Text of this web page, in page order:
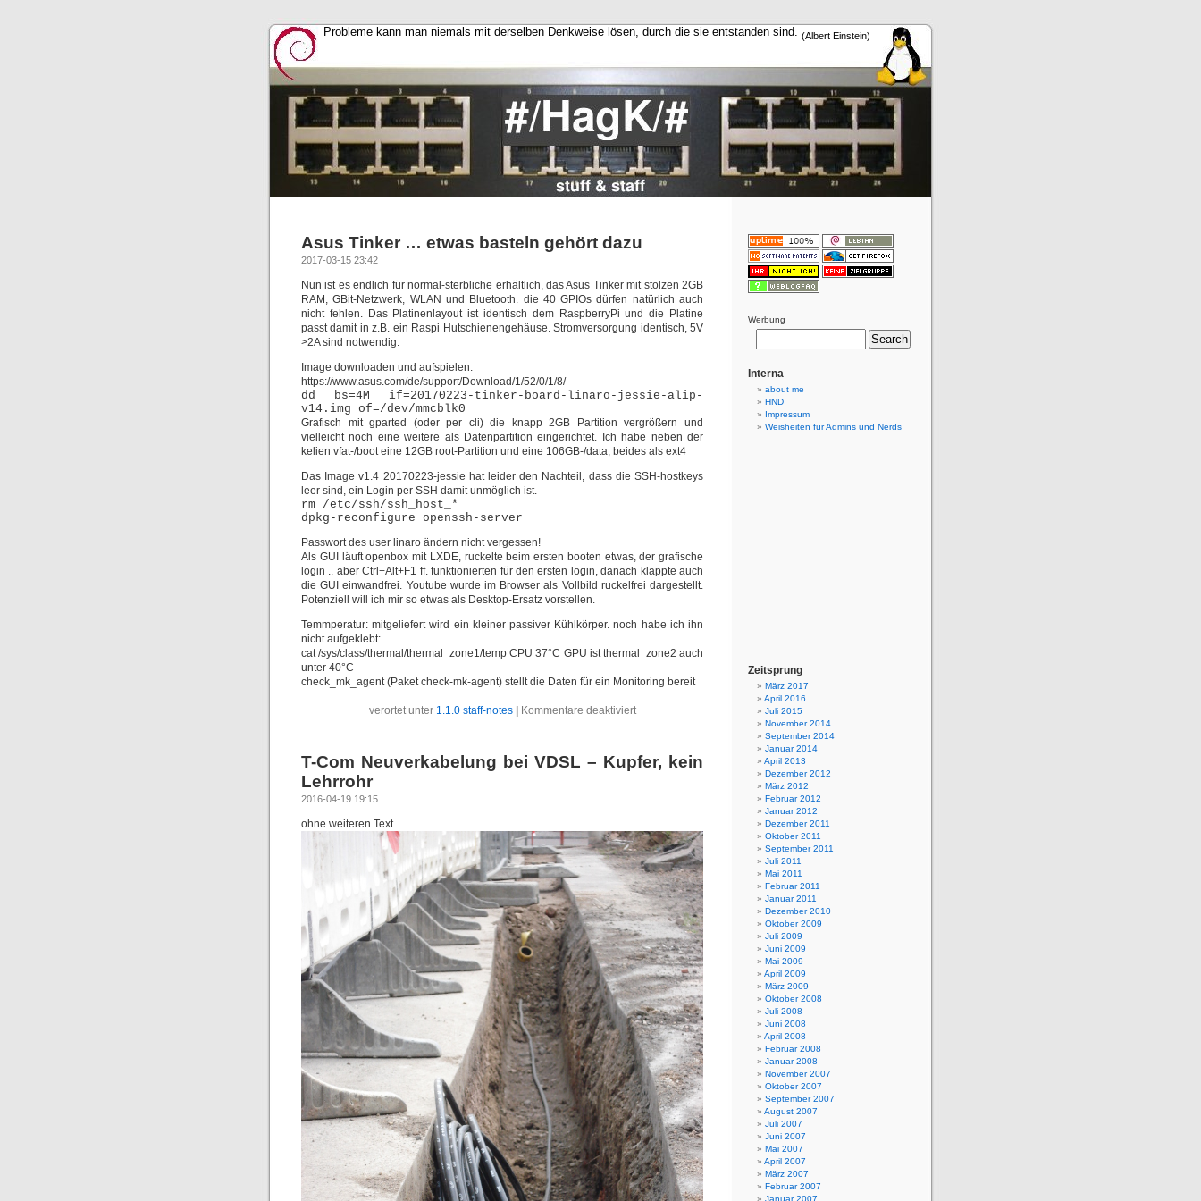
Probleme kann man niemals mit derselben Denkweise lösen, durch die sie entstanden sind. (Albert Einstein)
Asus Tinker … etwas basteln gehört dazu
2017-03-15 23:42
Nun ist es endlich für normal-sterbliche erhältlich, das Asus Tinker mit stolzen 2GB
RAM, GBit-Netzwerk, WLAN und Bluetooth. die 40 GPIOs dürfen natürlich auch
nicht fehlen. Das Platinenlayout ist identisch dem RaspberryPi und die Platine
passt damit in z.B. ein Raspi Hutschienengehäuse. Stromversorgung identisch, 5V
>2A sind notwendig.
Image downloaden und aufspielen:
https://www.asus.com/de/support/Download/1/52/0/1/8/
dd bs=4M if=20170223-tinker-board-linaro-jessie-alip-
v14.img of=/dev/mmcblk0
Grafisch mit gparted (oder per cli) die knapp 2GB Partition vergrößern und
vielleicht noch eine weitere als Datenpartition eingerichtet. Ich habe neben der
kelien vfat-/boot eine 12GB root-Partition und eine 106GB-/data, beides als ext4
Das Image v1.4 20170223-jessie hat leider den Nachteil, dass die SSH-hostkeys
leer sind, ein Login per SSH damit unmöglich ist.
rm /etc/ssh/ssh_host_*
dpkg-reconfigure openssh-server
Passwort des user linaro ändern nicht vergessen!
Als GUI läuft openbox mit LXDE, ruckelte beim ersten booten etwas, der grafische
login .. aber Ctrl+Alt+F1 ff. funktionierten für den ersten login, danach klappte auch
die GUI einwandfrei. Youtube wurde im Browser als Vollbild ruckelfrei dargestellt.
Potenziell will ich mir so etwas als Desktop-Ersatz vorstellen.
Temmperatur: mitgeliefert wird ein kleiner passiver Kühlkörper. noch habe ich ihn
nicht aufgeklebt:
cat /sys/class/thermal/thermal_zone1/temp CPU 37°C GPU ist thermal_zone2 auch
unter 40°C
check_mk_agent (Paket check-mk-agent) stellt die Daten für ein Monitoring bereit
verortet unter 1.1.0 staff-notes Kommentare deaktiviertfür
etwas
basteln
T-Com Neuverkabelung bei VDSL – Kupfer, kein
Lehrrohr
2016-04-19 19:15
ohne weiteren Text.
Werbung
Interna
about me
HND
Impressum
Weisheiten für Admins und Nerds
Zeitsprung
März 2017
April 2016
Juli 2015
November 2014
September 2014
Januar 2014
April 2013
Dezember 2012
März 2012
Februar 2012
Januar 2012
Dezember 2011
Oktober 2011
September 2011
Juli 2011
Mai 2011
Februar 2011
Januar 2011
Dezember 2010
Oktober 2009
Juli 2009
Juni 2009
Mai 2009
April 2009
März 2009
Oktober 2008
Juli 2008
Juni 2008
April 2008
Februar 2008
Januar 2008
November 2007
Oktober 2007
September 2007
August 2007
Juli 2007
Juni 2007
Mai 2007
April 2007
März 2007
Februar 2007
Januar 2007